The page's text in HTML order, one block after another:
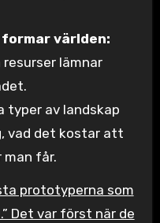
världen:
lämnar
typer av landskap
vad det kostar att
man får.
prototyperna som
Det var först när de